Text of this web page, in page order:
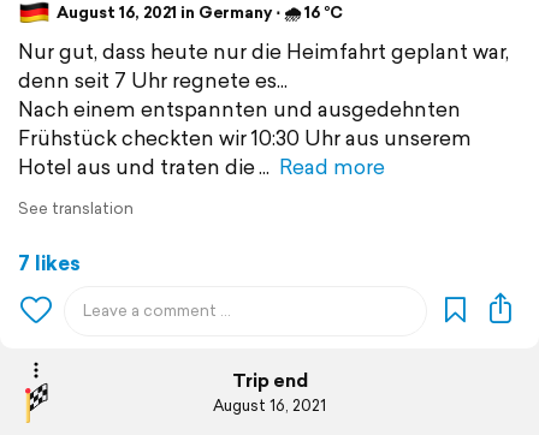
August 16, 2021 in Germany ⋅ 🌧 16 °C
Nur gut, dass heute nur die Heimfahrt geplant war,
denn seit 7 Uhr regnete es...
Nach einem entspannten und ausgedehnten
Frühstück checkten wir 10:30 Uhr aus unserem
Hotel aus und traten die
Read more
See translation
7 likes
Trip end
August 16, 2021